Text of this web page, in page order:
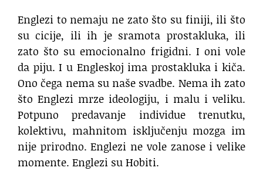
Englezi to nemaju ne zato što su finiji, ili što
su cicije, ili ih je sramota prostakluka, ili
zato što su emocionalno frigidni. I oni vole
da piju. I u Engleskoj ima prostakluka i kiča.
Ono čega nema su naše svadbe. Nema ih zato
što Englezi mrze ideologiju, i malu i veliku.
Potpuno predavanje individue trenutku,
kolektivu, mahnitom isključenju mozga im
nije prirodno. Englezi ne vole zanose i velike
momente. Englezi su Hobiti.